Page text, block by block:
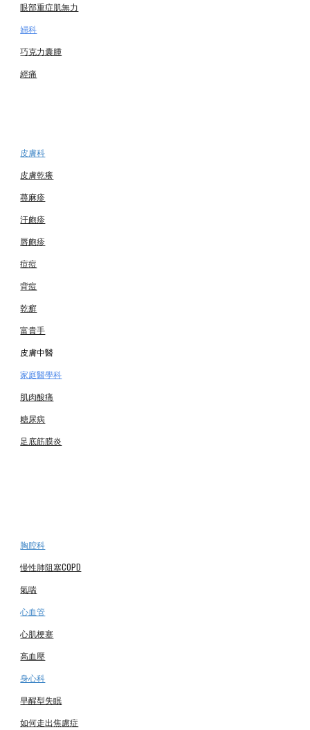
眼部重症肌無力
婦科
巧克力囊腫
經痛
皮膚科
皮膚乾癢
蕁麻疹
汗皰疹
唇皰疹
痘痘
背痘
乾癬
富貴手
皮膚中醫
家庭醫學科
肌肉酸痛
糖尿病
足底筋膜炎
胸腔科
慢性肺阻塞COPD
氣喘
心血管
心肌梗塞
高血壓
身心科
早醒型失眠
如何走出焦慮症